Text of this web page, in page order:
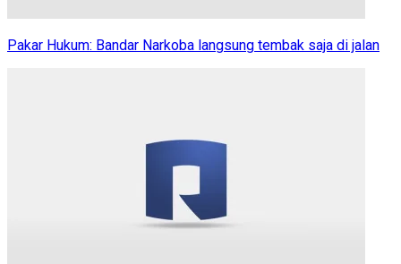
Pakar Hukum: Bandar Narkoba langsung tembak saja di jalan